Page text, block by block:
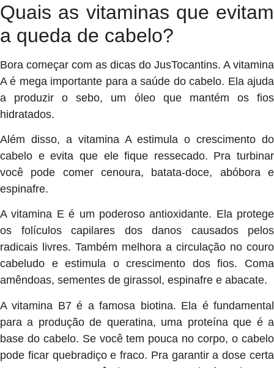
Quais as vitaminas que evitam
a queda de cabelo?
Bora começar com as dicas do JusTocantins. A vitamina
A é mega importante para a saúde do cabelo. Ela ajuda
a produzir o sebo, um óleo que mantém os fios
hidratados.
Além disso, a vitamina A estimula o crescimento do
cabelo e evita que ele fique ressecado. Pra turbinar
você pode comer cenoura, batata-doce, abóbora e
espinafre.
A vitamina E é um poderoso antioxidante. Ela protege
os folículos capilares dos danos causados pelos
radicais livres. Também melhora a circulação no couro
cabeludo e estimula o crescimento dos fios. Coma
amêndoas, sementes de girassol, espinafre e abacate.
A vitamina B7 é a famosa biotina. Ela é fundamental
para a produção de queratina, uma proteína que é a
base do cabelo. Se você tem pouca no corpo, o cabelo
pode ficar quebradiço e fraco. Pra garantir a dose certa